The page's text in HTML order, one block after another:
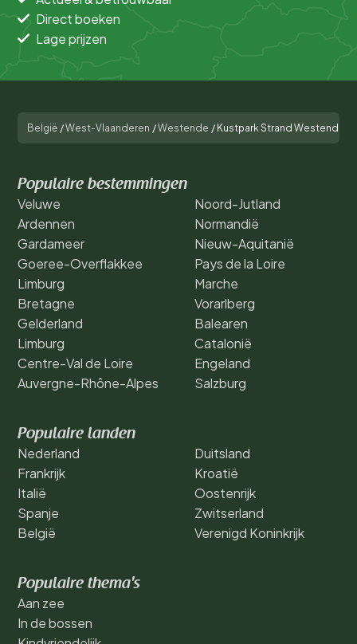
Direct boeken
Lage prijzen
België /West-Vlaanderen /Westende / Kustpark Strand Westende
Populaire bestemmingen
Veluwe
Ardennen
Gardameer
Goeree-Overflakkee
Limburg
Bretagne
Gelderland
Limburg
Centre-Val de Loire
Auvergne-Rhône-Alpes
Noord-Jutland
Normandië
Nieuw-Aquitanië
Pays de la Loire
Marche
Vorarlberg
Balearen
Catalonië
Engeland
Salzburg
Populaire landen
Nederland
Frankrijk
Italië
Spanje
België
Duitsland
Kroatië
Oostenrijk
Zwitserland
Verenigd Koninkrijk
Populaire thema's
Aan zee
In de bossen